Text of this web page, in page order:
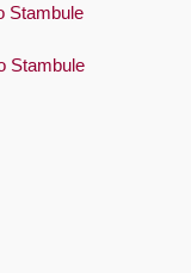
Stambule
Stambule